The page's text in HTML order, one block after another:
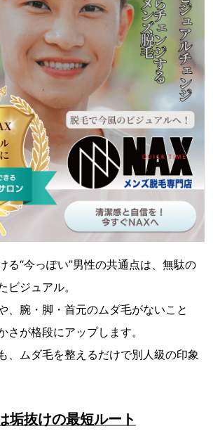
る“今っぽい”男性の共通点は、無駄の
ビジュアル。
、腕・脚・首元のムダ毛がないこと
さが格段にアップします。
、ムダ毛を整えるだけで別人級の印象
垢抜けの最短ルート